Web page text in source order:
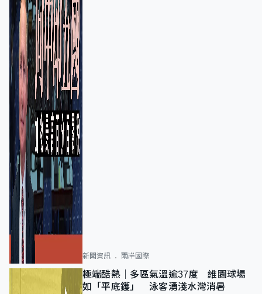
新聞資訊 兩岸國際
極端酷熱｜多區氣溫逾37度 維園球場
如「平底鑊」 泳客湧淺水灣消暑